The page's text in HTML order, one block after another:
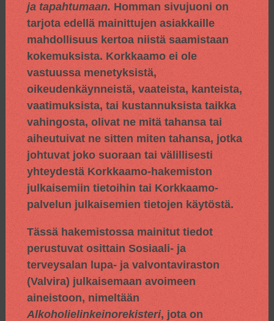
ja tapahtumaan. Homman sivujuoni on
tarjota edellä mainittujen asiakkaille
mahdollisuus kertoa niistä saamistaan
kokemuksista. Korkkaamo ei ole
vastuussa menetyksistä,
oikeudenkäynneistä, vaateista, kanteista,
vaatimuksista, tai kustannuksista taikka
vahingosta, olivat ne mitä tahansa tai
aiheutuivat ne sitten miten tahansa, jotka
johtuvat joko suoraan tai välillisesti
yhteydestä Korkkaamo-hakemiston
julkaisemiin tietoihin tai Korkkaamo-
palvelun julkaisemien tietojen käytöstä.
Tässä hakemistossa mainitut tiedot
perustuvat osittain Sosiaali- ja
terveysalan lupa- ja valvontaviraston
(Valvira) julkaisemaan avoimeen
aineistoon, nimeltään
Alkoholielinkeinorekisteri, jota on